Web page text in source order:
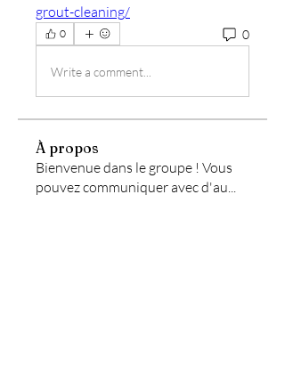
grout-cleaning/
0 0
Write a comment...
À propos
Bienvenue dans le groupe ! Vous
pouvez communiquer avec d'au...